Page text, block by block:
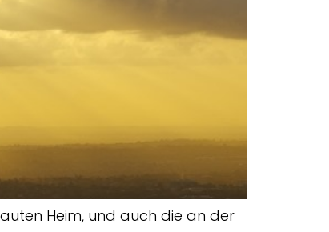
Heim, und auch die an der